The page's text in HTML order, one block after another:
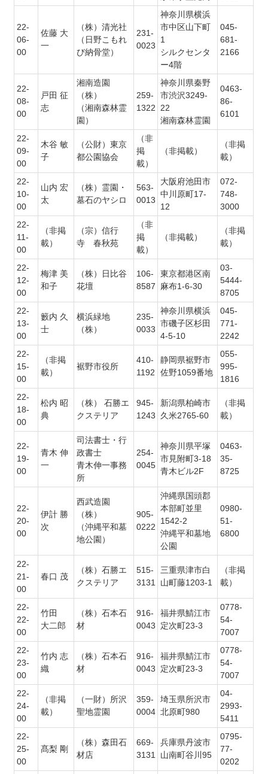
22-
06-
00
佐藤 大
一
（株）清光社
（日野こもれ
び納骨堂）
231-
0023
神奈川県横浜
市中区山下町
1
シルクセンタ
ー4階
045-
681-
2166
22-
08-
00
戸田 征
志
湘南造園
（株）
（湘南森林霊
園）
259-
1322
神奈川県秦野
市渋沢3249-
22
湘南森林霊園
0463-
86-
6101
22-
09-
00
木谷 敏
子
（公財）東京
都公園協会
（非
掲
載）
（非掲載）
（非掲
載）
22-
10-
00
山内 宏
太
（株）霊園・
墓石のヤシロ
563-
0013
大阪府池田市
中川原町17-
12
072-
748-
3000
22-
11-
00
（非掲
載）
（宗）信行
寺 春秋苑
（非
掲
載）
（非掲載）
（非掲
載）
22-
12-
00
梅津 美
和子
（株）日比谷
花壇
106-
8587
東京都港区南
麻布1-6-30
03-
5444-
8705
22-
13-
00
籔内 久
士
横浜緑地
（株）
235-
0033
神奈川県横浜
市磯子区杉田
4-5-10
045-
771-
2242
22-
15-
00
（非掲
載）
裾野市役所
410-
1192
静岡県裾野市
佐野1059番地
055-
995-
1816
22-
18-
00
松内 昭
典
（株） 石勝エ
クステリア
945-
1243
新潟県柏崎市
久米2765-60
（非掲
載）
22-
19-
00
青木 伸
一
司法書士・行
政書士
青木伸一事務
所
254-
0045
神奈川県平塚
市見附町3-18
青木ビル2F
0463-
35-
8725
22-
20-
00
伊計 勝
次
西武造園
（株）
（沖縄平和墓
地公園）
905-
0222
沖縄県国頭郡
本部町並里
1542-2
沖縄平和墓地
公園
0980-
51-
6800
22-
21-
00
春口 茂
（株）石勝エ
クステリア
515-
3131
三重県津市白
山町藤1203-1
（非掲
載）
22-
22-
00
竹田
大二郎
（株）石本石
材
916-
0043
福井県鯖江市
定次町23-3
0778-
54-
7007
22-
23-
00
竹内 志
織
（株）石本石
材
916-
0043
福井県鯖江市
定次町23-3
0778-
54-
7007
22-
24-
00
（非掲
載）
（一財）所沢
聖地霊園
359-
0004
埼玉県所沢市
北原町980
04-
2993-
5411
22-
25-
00
髙梨 剛
（株）森田石
材店
669-
3131
兵庫県丹波市
山南町谷川95
0795-
77-
0202